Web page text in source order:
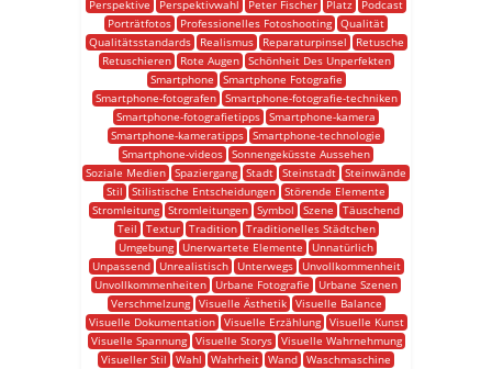
Perspektive Perspektivwahl Peter Fischer Platz
Podcast
Porträtfotos
Professionelles Fotoshooting Qualität
Qualitätsstandards
Realismus Reparaturpinsel
Retusche
Retuschieren
Rote Augen
Schönheit Des Unperfekten
Smartphone
Smartphone Fotografie
Smartphone-fotografen
Smartphone-fotografie-techniken
Smartphone-fotografietipps Smartphone-kamera
Smartphone-kameratipps Smartphone-technologie
Smartphone-videos Sonnengeküsste Aussehen
Soziale Medien Spaziergang Stadt Steinstadt Steinwände
Stil
Stilistische Entscheidungen Störende Elemente
Stromleitung Stromleitungen Symbol Szene
Täuschend
Teil
Textur Tradition
Traditionelles Städtchen
Umgebung
Unerwartete Elemente
Unnatürlich
Unpassend
Unrealistisch Unterwegs
Unvollkommenheit
Unvollkommenheiten
Urbane Fotografie
Urbane Szenen
Verschmelzung
Visuelle Ästhetik
Visuelle Balance
Visuelle Dokumentation
Visuelle Erzählung
Visuelle Kunst
Visuelle Spannung
Visuelle Storys
Visuelle Wahrnehmung
Visueller Stil
Wahl Wahrheit Wand Waschmaschine